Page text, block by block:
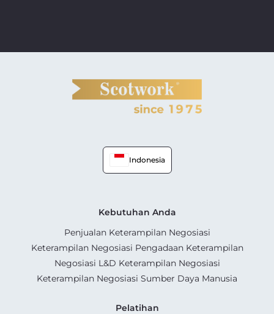
Indonesia
Kebutuhan Anda
Penjualan Keterampilan Negosiasi
Keterampilan Negosiasi Pengadaan Keterampilan
Negosiasi L&D Keterampilan Negosiasi
Keterampilan Negosiasi Sumber Daya Manusia
Pelatihan